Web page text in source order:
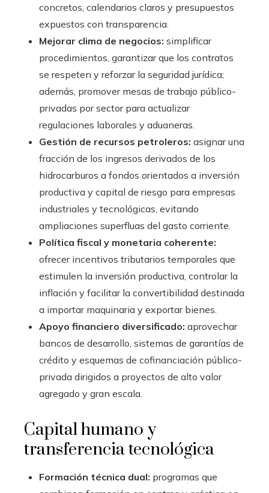
concretos, calendarios claros y presupuestos
expuestos con transparencia.
Mejorar clima de negocios: simplificar
procedimientos, garantizar que los contratos
se respeten y reforzar la seguridad jurídica;
además, promover mesas de trabajo público-
privadas por sector para actualizar
regulaciones laborales y aduaneras.
Gestión de recursos petroleros: asignar una
fracción de los ingresos derivados de los
hidrocarburos a fondos orientados a inversión
productiva y capital de riesgo para empresas
industriales y tecnológicas, evitando
ampliaciones superfluas del gasto corriente.
Política fiscal y monetaria coherente:
ofrecer incentivos tributarios temporales que
estimulen la inversión productiva, controlar la
inflación y facilitar la convertibilidad destinada
a importar maquinaria y exportar bienes.
Apoyo financiero diversificado: aprovechar
bancos de desarrollo, sistemas de garantías de
crédito y esquemas de cofinanciación público-
privada dirigidos a proyectos de alto valor
agregado y gran escala.
Capital humano y
transferencia tecnológica
Formación técnica dual: programas que